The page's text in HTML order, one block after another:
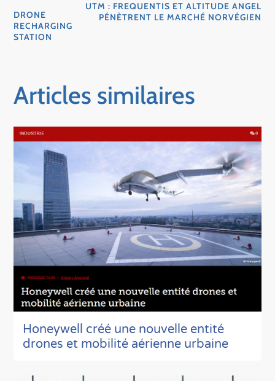
DRONE
RECHARGING
STATION
UTM : FREQUENTIS ET ALTITUDE ANGEL
PÉNÈTRENT LE MARCHÉ NORVÉGIEN
Articles similaires
Honeywell créé une nouvelle entité
drones et mobilité aérienne urbaine